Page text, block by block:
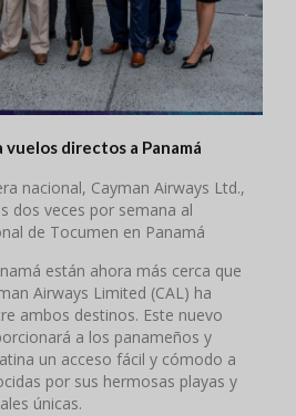
vuelos directos a Panamá
nacional, Cayman Airways Ltd.,
dos veces por semana al
de Tocumen en Panamá
están ahora más cerca que
Airways Limited (CAL) ha
ambos destinos. Este nuevo
a los panameños y
un acceso fácil y cómodo a
por sus hermosas playas y
únicas.